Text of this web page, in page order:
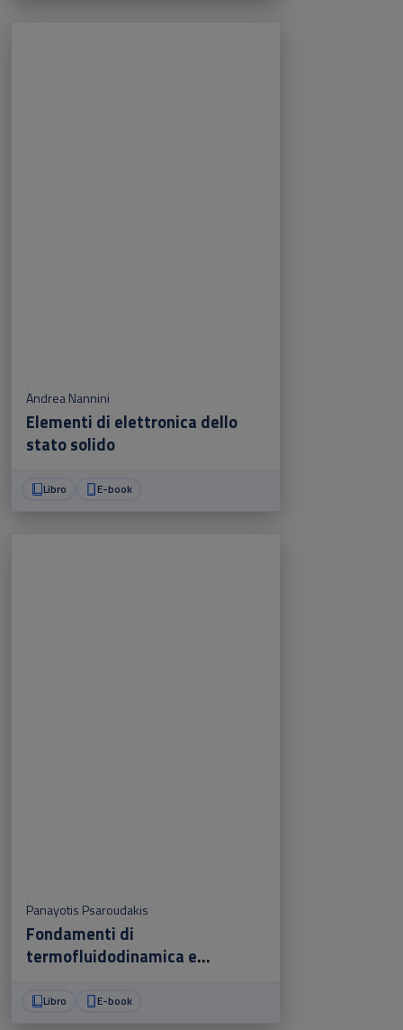
Andrea Nannini
Elementi di elettronica dello
stato solido
Libro E-book
Panayotis Psaroudakis
Fondamenti di
termofluidodinamica e
Libro E-book